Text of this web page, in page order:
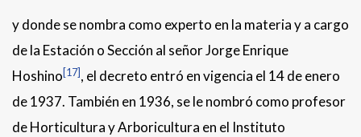
y donde se nombra como experto en la materia y a cargo
de la Estación o Sección al señor Jorge Enrique
Hoshino[17], el decreto entró en vigencia el 14 de enero
de 1937. También en 1936, se le nombró como profesor
de Horticultura y Arboricultura en el Instituto